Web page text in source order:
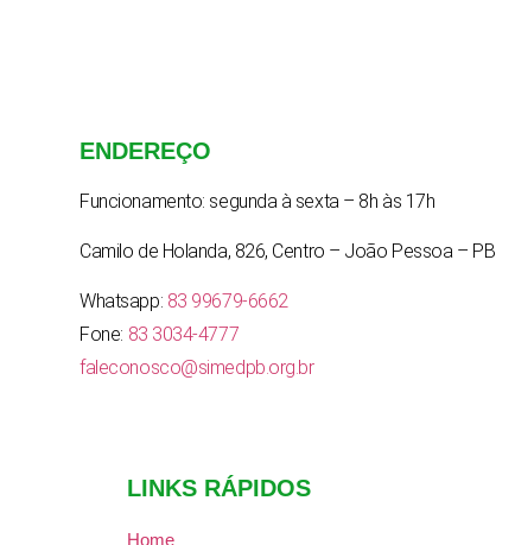
ENDEREÇO
Funcionamento: segunda à sexta – 8h às 17h
Camilo de Holanda, 826, Centro – João Pessoa – PB
Whatsapp: 83 99679-6662
Fone: 83 3034-4777
faleconosco@simedpb.org.br
LINKS RÁPIDOS
Home